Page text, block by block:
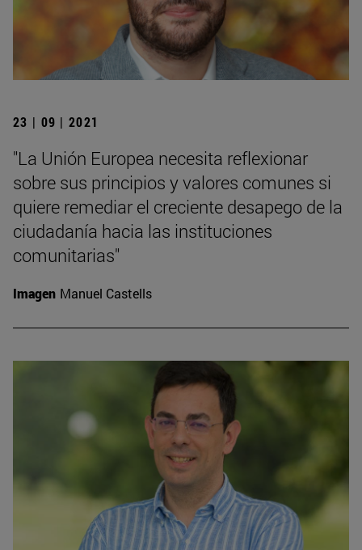
23 | 09 | 2021
"La Unión Europea necesita reflexionar
sobre sus principios y valores comunes si
quiere remediar el creciente desapego de la
ciudadanía hacia las instituciones
comunitarias"
Imagen Manuel Castells